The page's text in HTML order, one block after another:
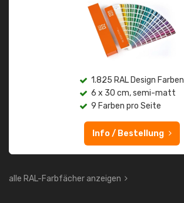
1.825 RAL Design Farben
6 x 30 cm, semi-matt
9 Farben pro Seite
Info / Bestellung
alle RAL-Farbfächer anzeigen